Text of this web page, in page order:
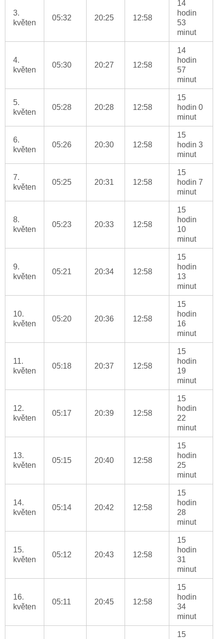
3.
květen
05:32 20:25 12:58
14
hodin
53
minut
4.
květen
05:30 20:27 12:58
14
hodin
57
minut
5.
květen
05:28 20:28 12:58
15
hodin 0
minut
6.
květen
05:26 20:30 12:58
15
hodin 3
minut
7.
květen
05:25 20:31 12:58
15
hodin 7
minut
8.
květen
05:23 20:33 12:58
15
hodin
10
minut
9.
květen
05:21 20:34 12:58
15
hodin
13
minut
10.
květen
05:20 20:36 12:58
15
hodin
16
minut
11.
květen
05:18 20:37 12:58
15
hodin
19
minut
12.
květen
05:17 20:39 12:58
15
hodin
22
minut
13.
květen
05:15 20:40 12:58
15
hodin
25
minut
14.
květen
05:14 20:42 12:58
15
hodin
28
minut
15.
květen
05:12 20:43 12:58
15
hodin
31
minut
16.
květen
05:11 20:45 12:58
15
hodin
34
minut
15